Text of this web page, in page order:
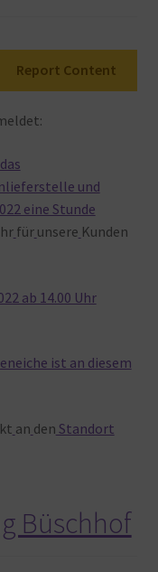
Report Content
und
eine Stunde
für unsere Kunden
ab 14.00 Uhr
ist an diesem
an den Standort
Büschhof